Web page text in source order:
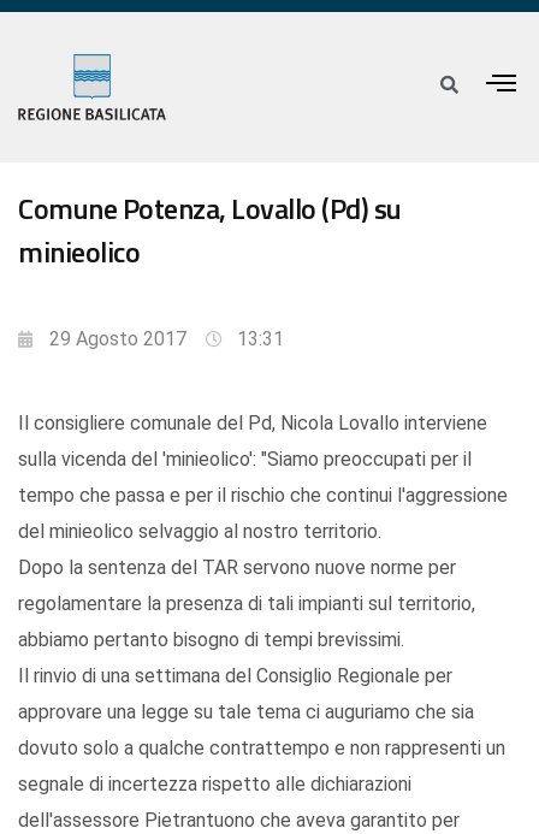
Comune Potenza, Lovallo (Pd) su
minieolico
29 Agosto 2017 13:31
Il consigliere comunale del Pd, Nicola Lovallo interviene
sulla vicenda del 'minieolico': "Siamo preoccupati per il
tempo che passa e per il rischio che continui l'aggressione
del minieolico selvaggio al nostro territorio.
Dopo la sentenza del TAR servono nuove norme per
regolamentare la presenza di tali impianti sul territorio,
abbiamo pertanto bisogno di tempi brevissimi.
Il rinvio di una settimana del Consiglio Regionale per
approvare una legge su tale tema ci auguriamo che sia
dovuto solo a qualche contrattempo e non rappresenti un
segnale di incertezza rispetto alle dichiarazioni
dell'assessore Pietrantuono che aveva garantito per